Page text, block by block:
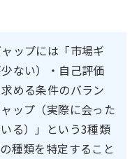
ップには「市場ギ
ない）・自己評価
める条件のバラン
ップ（実際に会った
る）」という3種類
種類を特定すること